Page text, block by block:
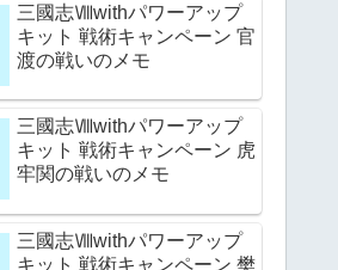
三國志Ⅷwithパワーアップ
キット 戦術キャンペーン 官
渡の戦いのメモ
三國志Ⅷwithパワーアップ
キット 戦術キャンペーン 虎
牢関の戦いのメモ
三國志Ⅷwithパワーアップ
キット 戦術キャンペーン 樊